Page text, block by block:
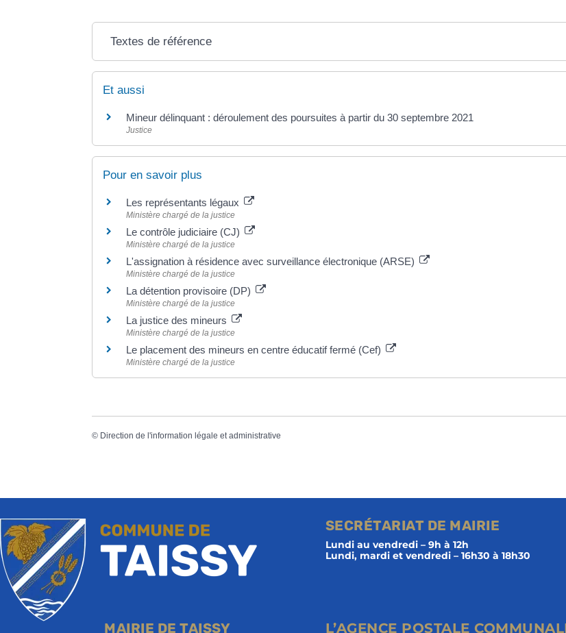
Textes de référence
Et aussi
Mineur délinquant : déroulement des poursuites à partir du 30 septembre 2021
Justice
Pour en savoir plus
Les représentants légaux
Ministère chargé de la justice
Le contrôle judiciaire (CJ)
Ministère chargé de la justice
L'assignation à résidence avec surveillance électronique (ARSE)
Ministère chargé de la justice
La détention provisoire (DP)
Ministère chargé de la justice
La justice des mineurs
Ministère chargé de la justice
Le placement des mineurs en centre éducatif fermé (Cef)
Ministère chargé de la justice
© Direction de l'information légale et administrative
SECRÉTARIAT DE MAIRIE
Lundi au vendredi – 9h à 12h
Lundi, mardi et vendredi – 16h30 à 18h30
MAIRIE DE TAISSY L’AGENCE POSTALE